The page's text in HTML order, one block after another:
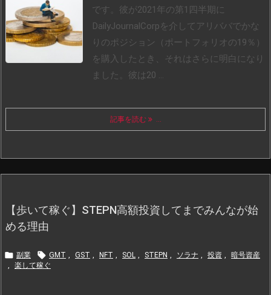
です。彼が2021年の第1四半期に
DailyJournalCorpを介してアリババでかな
りのポジション（ポートフォリオの19％）
を購入したとき、それはさらに明白になり
ました。 彼は20 ...
記事を読む ...
【歩いて稼ぐ】STEPN高額投資してまでみんなが始
める理由
 副業  GMT , GST , NFT , SOL , STEPN , ソラナ , 投資 ,
暗号資産
,
楽して稼ぐ